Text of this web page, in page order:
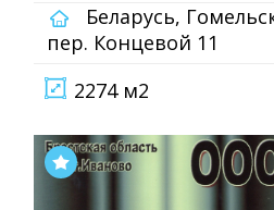
Беларусь,
пер. Концевой 11
2274 м2